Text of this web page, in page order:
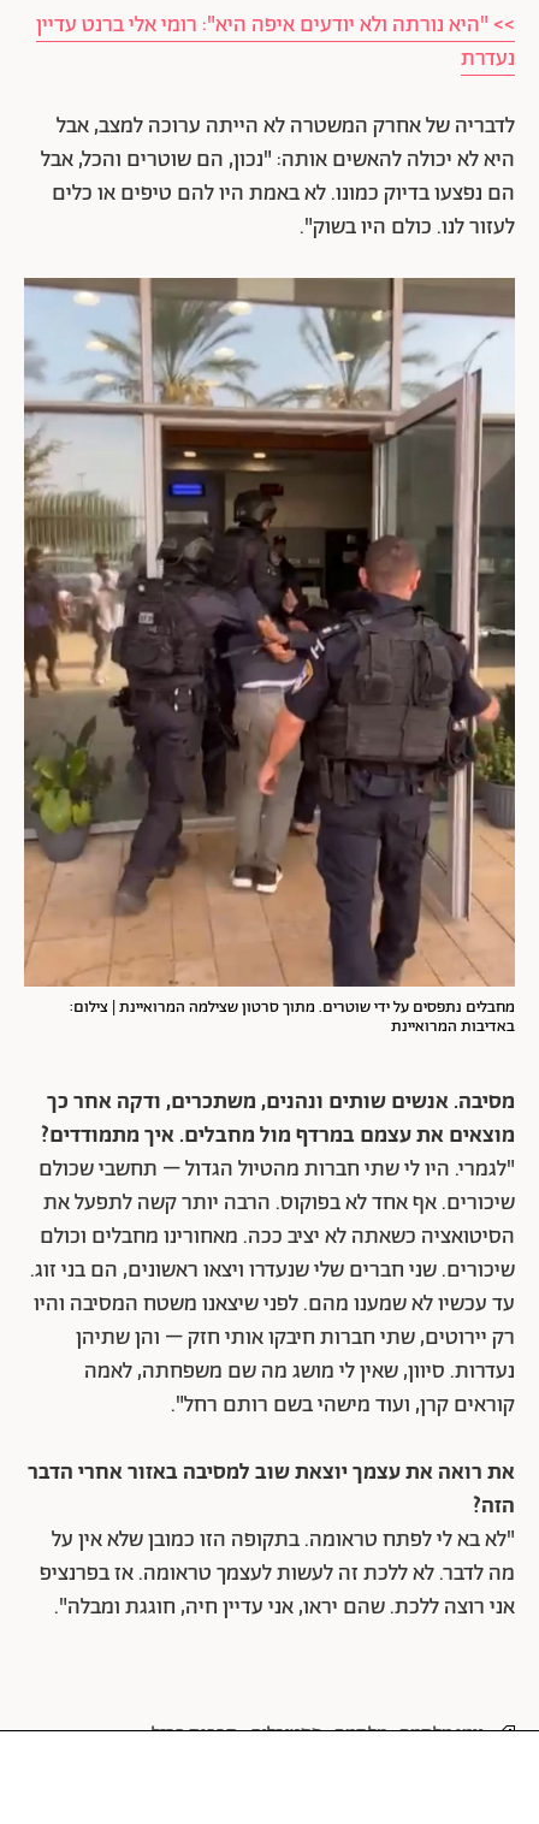
>> "היא נורתה ולא יודעים איפה היא": רומי אלי ברנט עדיין
נעדרת
לדבריה של אחרק המשטרה לא הייתה ערוכה למצב, אבל
היא לא יכולה להאשים אותה: "נכון, הם שוטרים והכל, אבל
הם נפצעו בדיוק כמונו. לא באמת היו להם טיפים או כלים
לעזור לנו. כולם היו בשוק".
מחבלים נתפסים על ידי שוטרים. מתוך סרטון שצילמה המרואיינת | צילום:
באדיבות המרואיינת
מסיבה. אנשים שותים ונהנים, משתכרים, ודקה אחר כך
מוצאים את עצמם במרדף מול מחבלים. איך מתמודדים?
"לגמרי. היו לי שתי חברות מהטיול הגדול – תחשבי שכולם
שיכורים. אף אחד לא בפוקוס. הרבה יותר קשה לתפעל את
הסיטואציה כשאתה לא יציב ככה. מאחורינו מחבלים וכולם
שיכורים. שני חברים שלי שנעדרו ויצאו ראשונים, הם בני זוג.
עד עכשיו לא שמענו מהם. לפני שיצאנו משטח המסיבה והיו
רק יירוטים, שתי חברות חיבקו אותי חזק – והן שתיהן
נעדרות. סיוון, שאין לי מושג מה שם משפחתה, לאמה
קוראים קרן, ועוד מישהי בשם רותם רחל".
את רואה את עצמך יוצאת שוב למסיבה באזור אחרי הדבר
הזה?
"לא בא לי לפתח טראומה. בתקופה הזו כמובן שלא אין על
מה לדבר. לא ללכת זה לעשות לעצמך טראומה. אז בפרנציפ
אני רוצה ללכת. שהם יראו, אני עדיין חיה, חוגגת ומבלה".
יומן מלחמה מלחמה פסטיבלים חרבות ברזל